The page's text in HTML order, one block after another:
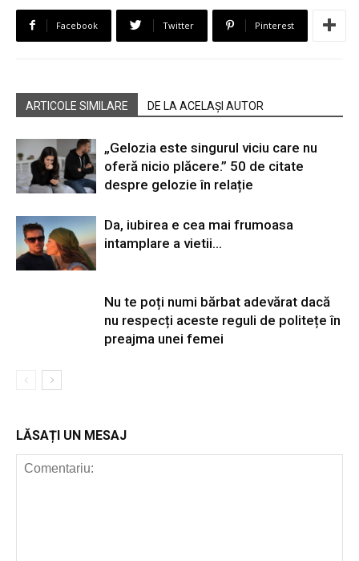
Facebook Twitter Pinterest
ARTICOLE SIMILARE DE LA ACELAȘI AUTOR
„Gelozia este singurul viciu care nu
oferă nicio plăcere.” 50 de citate
despre gelozie în relație
Da, iubirea e cea mai frumoasa
intamplare a vietii…
Nu te poți numi bărbat adevărat dacă
nu respecți aceste reguli de politețe în
preajma unei femei
LĂSAȚI UN MESAJ